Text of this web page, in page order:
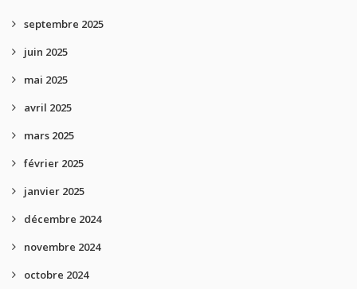
septembre 2025
juin 2025
mai 2025
avril 2025
mars 2025
février 2025
janvier 2025
décembre 2024
novembre 2024
octobre 2024